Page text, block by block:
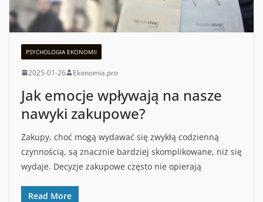
PSYCHOLOGIA EKONOMII
2025-01-26 Ekonomia.pro
Jak emocje wpływają na nasze
nawyki zakupowe?
Zakupy, choć mogą wydawać się zwykłą codzienną
czynnością, są znacznie bardziej skomplikowane, niż się
wydaje. Decyzje zakupowe często nie opierają
Read More